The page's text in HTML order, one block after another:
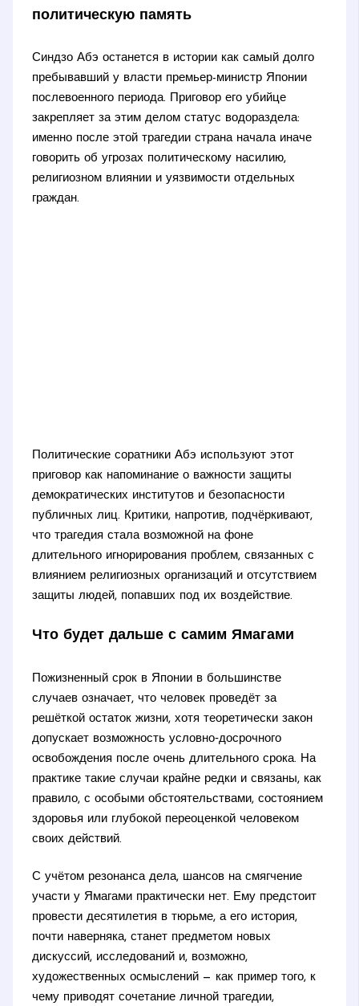
политическую память
Синдзо Абэ останется в истории как самый долго
пребывавший у власти премьер-министр Японии
послевоенного периода. Приговор его убийце
закрепляет за этим делом статус водораздела:
именно после этой трагедии страна начала иначе
говорить об угрозах политическому насилию,
религиозном влиянии и уязвимости отдельных
граждан.
Политические соратники Абэ используют этот
приговор как напоминание о важности защиты
демократических институтов и безопасности
публичных лиц. Критики, напротив, подчёркивают,
что трагедия стала возможной на фоне
длительного игнорирования проблем, связанных с
влиянием религиозных организаций и отсутствием
защиты людей, попавших под их воздействие.
Что будет дальше с самим Ямагами
Пожизненный срок в Японии в большинстве
случаев означает, что человек проведёт за
решёткой остаток жизни, хотя теоретически закон
допускает возможность условно‑досрочного
освобождения после очень длительного срока. На
практике такие случаи крайне редки и связаны, как
правило, с особыми обстоятельствами, состоянием
здоровья или глубокой переоценкой человеком
своих действий.
С учётом резонанса дела, шансов на смягчение
участи у Ямагами практически нет. Ему предстоит
провести десятилетия в тюрьме, а его история,
почти наверняка, станет предметом новых
дискуссий, исследований и, возможно,
художественных осмыслений — как пример того, к
чему приводят сочетание личной трагедии,